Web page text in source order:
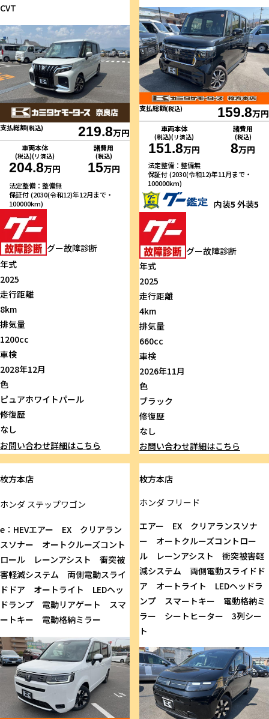
CVT
支払総額(税込) 219.8万円
車両本体
(税込)(リ済込)
204.8万円
諸費用
(税込)
15万円
法定整備：整備無
保証付 (2030(令和12)年12月まで・
100000km)
グー故障診断
年式
2025
走行距離
8km
排気量
1200cc
車検
2028年12月
色
ピュアホワイトパール
修復歴
なし
お問い合わせ詳細はこちら
支払総額(税込) 159.8万円
車両本体
(税込)(リ済込)
151.8万円
諸費用
(税込)
8万円
法定整備：整備無
保証付 (2030(令和12)年11月まで・
100000km)
内装5 外装5
グー故障診断
年式
2025
走行距離
4km
排気量
660cc
車検
2026年11月
色
ブラック
修復歴
なし
お問い合わせ詳細はこちら
枚方本店
ホンダ ステップワゴン
e：HEVエアー EX クリアラン
スソナー オートクルーズコント
ロール レーンアシスト 衝突被
害軽減システム 両側電動スライ
ドドア オートライト LEDヘッ
ドランプ 電動リアゲート スマ
ートキー 電動格納ミラー
枚方本店
ホンダフリード
エアー EX クリアランスソナ
ー オートクルーズコントロー
ル レーンアシスト 衝突被害軽
減システム 両側電動スライドド
ア オートライト LEDヘッドラ
ンプ スマートキー 電動格納ミ
ラー シートヒーター 3列シー
ト